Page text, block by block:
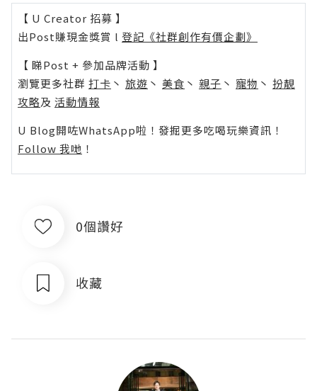
【 U Creator 招募 】
出Post賺現金獎賞 l 登記《社群創作有價企劃》
【 睇Post + 參加品牌活動 】
瀏覽更多社群 打卡 丶 旅遊 丶 美食 丶 親子 丶 寵物 丶 扮靚
攻略及 活動情報
U Blog開咗WhatsApp啦！發掘更多吃喝玩樂資訊！
Follow 我哋 ！
0個讚好
收藏